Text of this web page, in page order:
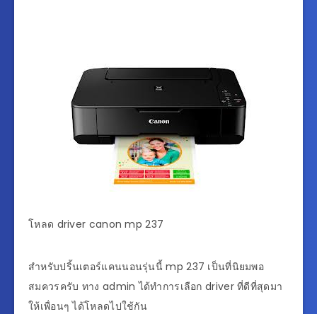
โหลด driver canon mp 237
สำหรับปริ้นเตอร์แคนนอนรุ่นนี้ mp 237 เป็นที่นิยมพอ
สมควรครับ ทาง admin ได้ทำการเลือก driver ที่ดีที่สุดมา
ให้เพื่อนๆ ได้โหลดไปใช้กัน